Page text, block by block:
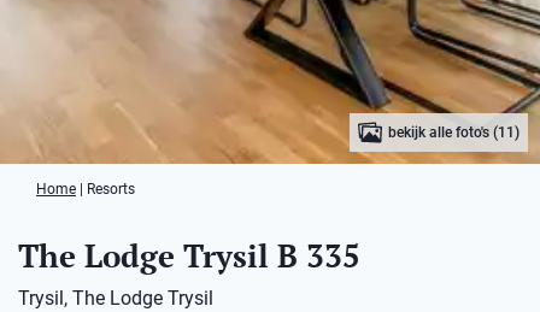
bekijk alle foto's (11)
Home Resorts
The Lodge Trysil B 335
Trysil, The Lodge Trysil